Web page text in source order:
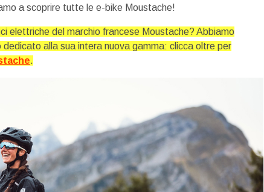
a scoprire tutte le e-bike Moustache!
elettriche del marchio francese Moustache? Abbiamo
alla sua intera nuova gamma: clicca oltre per
.